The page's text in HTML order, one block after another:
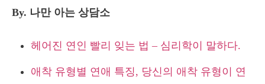
By. 나만 아는 상담소
헤어진 연인 빨리 잊는 법 – 심리학이 말하다.
애착 유형별 연애 특징, 당신의 애착 유형이 연